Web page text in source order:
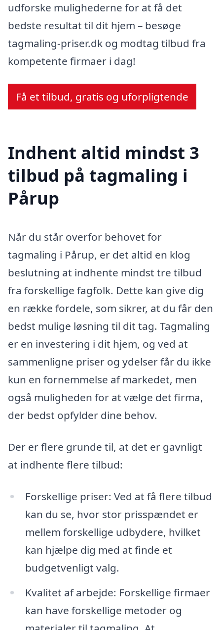
udforske mulighederne for at få det
bedste resultat til dit hjem – besøge
tagmaling-priser.dk og modtag tilbud fra
kompetente firmaer i dag!
Få et tilbud, gratis og uforpligtende
Indhent altid mindst 3
tilbud på tagmaling i
Pårup
Når du står overfor behovet for
tagmaling i Pårup, er det altid en klog
beslutning at indhente mindst tre tilbud
fra forskellige fagfolk. Dette kan give dig
en række fordele, som sikrer, at du får den
bedst mulige løsning til dit tag. Tagmaling
er en investering i dit hjem, og ved at
sammenligne priser og ydelser får du ikke
kun en fornemmelse af markedet, men
også muligheden for at vælge det firma,
der bedst opfylder dine behov.
Der er flere grunde til, at det er gavnligt
at indhente flere tilbud:
Forskellige priser: Ved at få flere tilbud
kan du se, hvor stor prisspændet er
mellem forskellige udbydere, hvilket
kan hjælpe dig med at finde et
budgetvenligt valg.
Kvalitet af arbejde: Forskellige firmaer
kan have forskellige metoder og